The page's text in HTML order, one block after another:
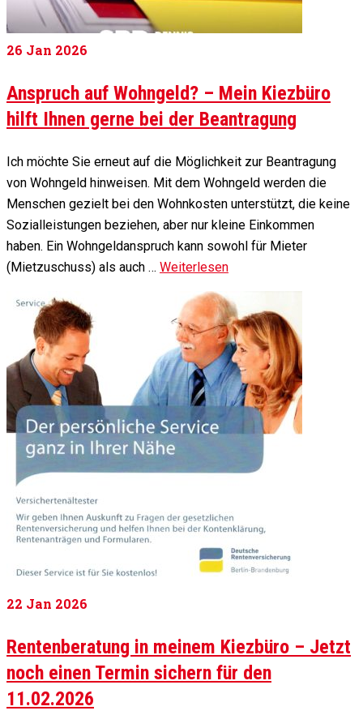
26 Jan 2026
Anspruch auf Wohngeld? – Mein Kiezbüro
hilft Ihnen gerne bei der Beantragung
Ich möchte Sie erneut auf die Möglichkeit zur Beantragung
von Wohngeld hinweisen. Mit dem Wohngeld werden die
Menschen gezielt bei den Wohnkosten unterstützt, die keine
Sozialleistungen beziehen, aber nur kleine Einkommen
haben. Ein Wohngeldanspruch kann sowohl für Mieter
(Mietzuschuss) als auch … Weiterlesen
22 Jan 2026
Rentenberatung in meinem Kiezbüro – Jetzt
noch einen Termin sichern für den
11.02.2026